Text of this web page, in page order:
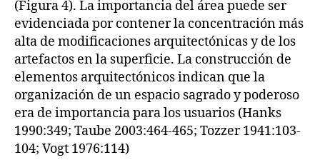
(Figura 4). La importancia del área puede ser
evidenciada por contener la concentración más
alta de modificaciones arquitectónicas y de los
artefactos en la superficie. La construcción de
elementos arquitectónicos indican que la
organización de un espacio sagrado y poderoso
era de importancia para los usuarios (Hanks
1990:349; Taube 2003:464-465; Tozzer 1941:103-
104; Vogt 1976:114)